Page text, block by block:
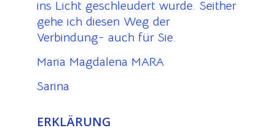
ins Licht geschleudert wurde. Seither
gehe ich diesen Weg der
Verbindung- auch für Sie.
Maria Magdalena MARA
Sarina
ERKLÄRUNG